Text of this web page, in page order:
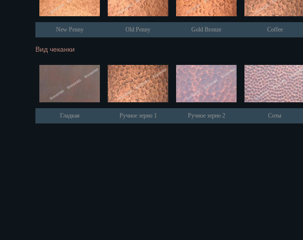
Пенза
Пермь
Петрозаводск
Псков
Ростов-на-Дону
Рязань
Салехард
Самара
New Penny Old Penny Gold Bronze Coffee
Вид чеканки
Гладкая Ручное зерно 1 Ручное зерно 2 Соты